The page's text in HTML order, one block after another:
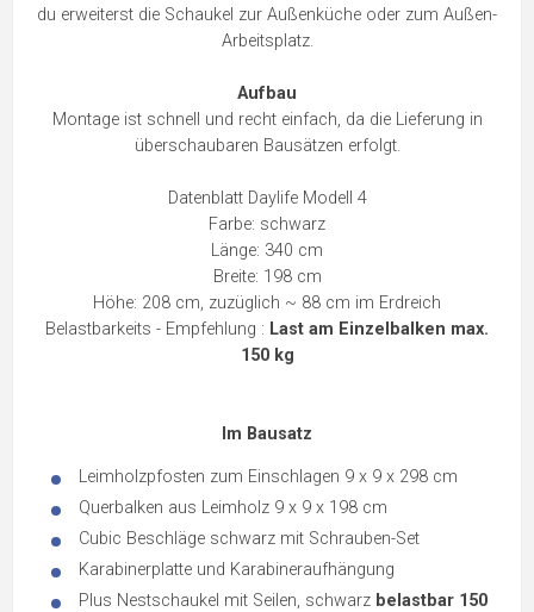
du erweiterst die Schaukel zur Außenküche oder zum Außen-
Arbeitsplatz.
Aufbau
Montage ist schnell und recht einfach, da die Lieferung in
überschaubaren Bausätzen erfolgt.
Datenblatt Daylife Modell 4
Farbe: schwarz
Länge: 340 cm
Breite: 198 cm
Höhe: 208 cm, zuzüglich ~ 88 cm im Erdreich
Belastbarkeits - Empfehlung : Last am Einzelbalken max.
150 kg
Im Bausatz
Leimholzpfosten zum Einschlagen 9 x 9 x 298 cm
Querbalken aus Leimholz 9 x 9 x 198 cm
Cubic Beschläge schwarz mit Schrauben-Set
Karabinerplatte und Karabineraufhängung
Plus Nestschaukel mit Seilen, schwarz belastbar 150